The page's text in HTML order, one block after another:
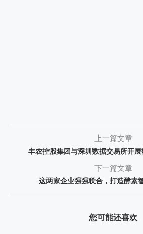
上一篇文章
丰农控股集团与深圳数据交易所开
下一篇文章
这两家企业强强联合，打造酵素
您可能还喜欢